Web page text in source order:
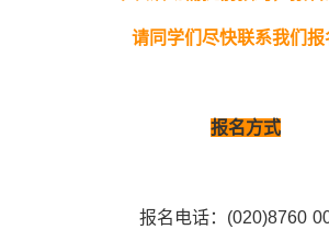
请同学们尽快联系我们报
报名方式
报名电话：(020)8760